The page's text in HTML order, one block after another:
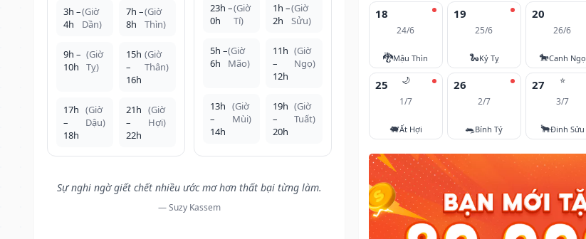
3h –
4h
(Giờ
Dần)
7h –
8h
(Giờ
Thìn)
9h –
10h
(Giờ
Tỵ)
15h
–
16h
(Giờ
Thân)
17h
–
18h
(Giờ
Dậu)
21h
–
22h
(Giờ
Hợi)
23h –
0h
(Giờ
Tí)
1h –
2h
(Giờ
Sửu)
5h –
6h
(Giờ
Mão)
11h
–
12h
(Giờ
Ngọ)
13h
–
14h
(Giờ
Mùi)
19h
–
20h
(Giờ
Tuất)
Sự nghi ngờ giết chết nhiều ước mơ hơn thất bại từng làm.
— Suzy Kassem
18
24/6
🐉Mậu Thìn
19
25/6
🐍Kỷ Tỵ
20
26/6
🐎Canh Ngọ
🌙
25
1/7
🐖Ất Hợi
26
2/7
🐀Bính Tý
⭐
27
3/7
🐂Đinh Sửu